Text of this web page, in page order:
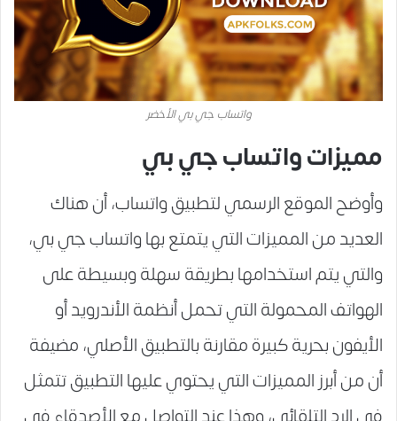
واتساب جي بي الأخضر
مميزات واتساب جي بي
وأوضح الموقع الرسمي لتطبيق واتساب، أن هناك
العديد من المميزات التي يتمتع بها واتساب جي بي،
والتي يتم استخدامها بطريقة سهلة وبسيطة على
الهواتف المحمولة التي تحمل أنظمة الأندرويد أو
الأيفون بحرية كبيرة مقارنة بالتطبيق الأصلي، مضيفة
أن من أبرز المميزات التي يحتوي عليها التطبيق تتمثل